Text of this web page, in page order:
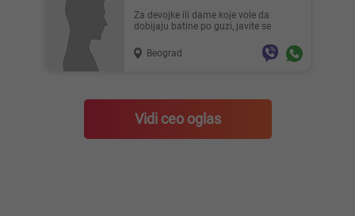
Za devojke ili dame koje vole da
dobijaju batine po guzi, javite se
Beograd
Vidi ceo oglas